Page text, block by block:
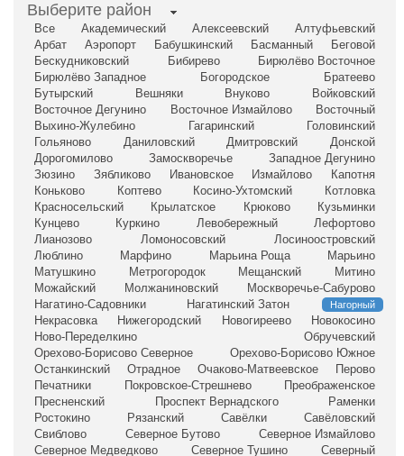
Выберите район
Все Академический Алексеевский
Алтуфьевский
Арбат
Аэропорт Бабушкинский Басманный
Беговой
Бескудниковский
Бибирево
Бирюлёво Восточное
Бирюлёво Западное
Богородское
Братеево
Бутырский
Вешняки Внуково
Войковский
Восточное Дегунино
Восточное Измайлово
Восточный
Выхино-Жулебино
Гагаринский
Головинский
Гольяново
Даниловский Дмитровский
Донской
Дорогомилово
Замоскворечье
Западное Дегунино
Зюзино
Зябликово Ивановское Измайлово
Капотня
Коньково
Коптево Косино-Ухтомский
Котловка
Красносельский
Крылатское Крюково
Кузьминки
Кунцево
Куркино Левобережный
Лефортово
Лианозово
Ломоносовский
Лосиноостровский
Люблино
Марфино Марьина Роща
Марьино
Матушкино
Метрогородок Мещанский
Митино
Можайский
Молжаниновский
Москворечье-Сабурово
Нагатино-Садовники
Нагатинский Затон Нагорный
Некрасовка Нижегородский Новогиреево
Новокосино
Ново-Переделкино
Обручевский
Орехово-Борисово Северное
Орехово-Борисово Южное
Останкинский
Отрадное Очаково-Матвеевское
Перово
Печатники
Покровское-Стрешнево
Преображенское
Пресненский
Проспект Вернадского
Раменки
Ростокино
Рязанский Савёлки
Савёловский
Свиблово
Северное Бутово
Северное Измайлово
Северное Медведково
Северное Тушино
Северный